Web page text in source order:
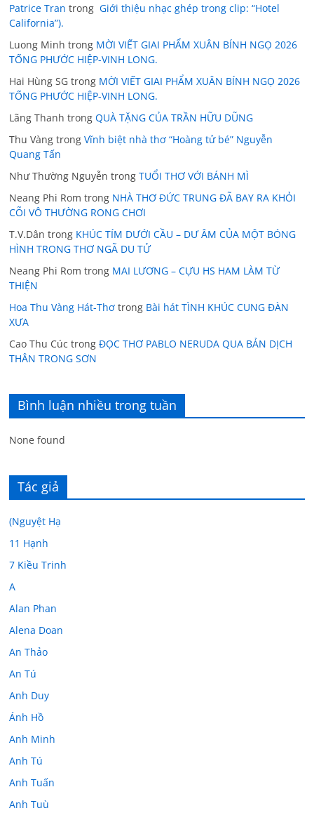
Patrice Tran trong Giới thiệu nhạc ghép trong clip: “Hotel
California”).
Luong Minh trong MỜI VIẾT GIAI PHẨM XUÂN BÍNH NGỌ 2026
TỐNG PHƯỚC HIỆP-VINH LONG.
Hai Hùng SG trong MỜI VIẾT GIAI PHẨM XUÂN BÍNH NGỌ 2026
TỐNG PHƯỚC HIỆP-VINH LONG.
Lãng Thanh trongQUÀ TẶNG CỦA TRẦN HỮU DŨNG
Thu Vàng trongVĩnh biệt nhà thơ “Hoàng tử bé” Nguyễn
Quang Tấn
Như Thường Nguyễn trongTUỔI THƠ VỚI BÁNH MÌ
Neang Phi Rom trong NHÀ THƠ ĐỨC TRUNG ĐÃ BAY RA KHỎI
CÕI VÔ THƯỜNG RONG CHƠI
T.V.Dân trong KHÚC TÍM DƯỚI CẦU – DƯ ÂM CỦA MỘT BÓNG
HÌNH TRONG THƠ NGÃ DU TỬ
Neang Phi Rom trong MAI LƯƠNG – CỰU HS HAM LÀM TỪ
THIỆN
Hoa Thu Vàng Hát-Thơ trong Bài hát TÌNH KHÚC CUNG ĐÀN
XƯA
Cao Thu Cúc trongĐỌC THƠ PABLO NERUDA QUA BẢN DỊCH
THÂN TRONG SƠN
Bình luận nhiều trong tuần
None found
Tác giả
(Nguyệt Hạ
11 Hạnh
7 Kiều Trinh
A
Alan Phan
Alena Doan
An Thảo
An Tú
Anh Duy
Ánh Hồ
Anh Minh
Anh Tú
Anh Tuấn
Anh Tuù